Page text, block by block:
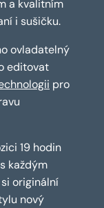
a kvalitním
i sušičku.
ovladatelný
editovat
pro
19 hodin
každým
originální
nový